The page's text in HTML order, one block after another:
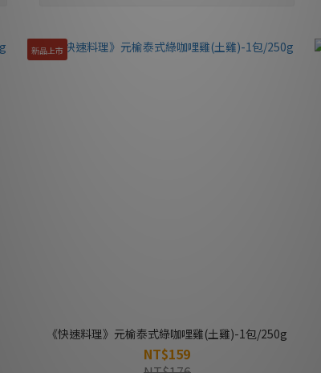
新品上市
《快速料理》元榆泰式綠咖哩雞(土雞)-1包/250g
NT$159